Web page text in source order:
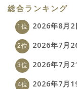
総合ランキング
2026年8月2
2026年7月
2026年7月
2026年7月